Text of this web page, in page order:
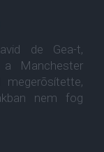
de Gea-t,
Manchester
nem fog